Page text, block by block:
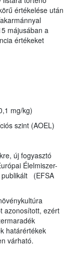
értékelése után
májusában a
értékeket
mg/kg)
szint (AOEL)
új fogyasztó
Élelmiszer-
publikált (EFSA
azonosított, ezért
határértékek
várható.